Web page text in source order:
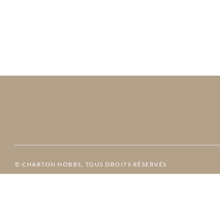
© CHARTON HOBBS, TOUS DROITS RÉSERVÉS